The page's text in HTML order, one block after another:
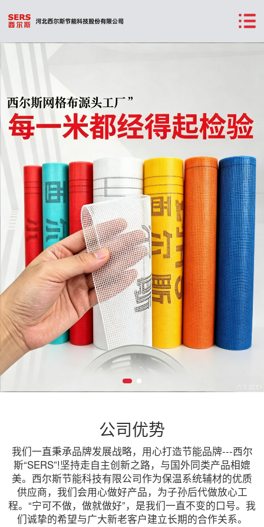
公司优势
我们一直秉承品牌发展战略，用心打造节能品牌---西尔
斯“SERS”!坚持走自主创新之路，与国外同类产品相媲
美。西尔斯节能科技有限公司作为保温系统辅材的优质
供应商，我们会用心做好产品，为子孙后代做放心工
程。“宁可不做，做就做好”，是我们一直不变的口号。我
们诚挚的希望与广大新老客户建立长期的合作关系。